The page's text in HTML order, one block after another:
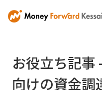
お役立ち記事
向けの資金調